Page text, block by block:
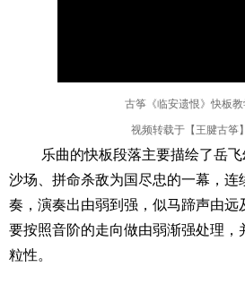
古筝《临安遗恨》快板
视频转载于【王腱古筝
乐曲的快板段落主要描绘了岳飞
沙场、拼命杀敌为国尽忠的一幕，连
奏，演奏出由弱到强，似马蹄声由远
要按照音阶的走向做由弱渐强处理，
粒性。